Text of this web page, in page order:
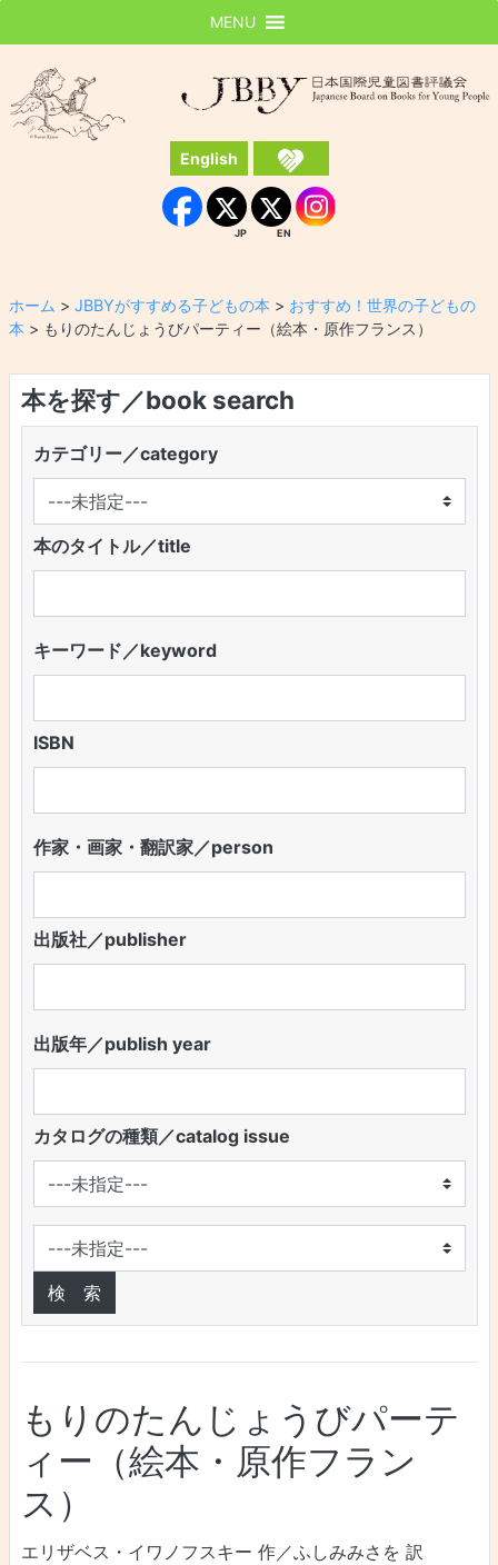
JBBY
English
Facebook
JP
JP
EN
EN Instagram
MENU
ホーム > JBBYがすすめる子どもの本 > おすすめ！世界の子どもの
本 > もりのたんじょうびパーティー（絵本・原作フランス）
本を探す／book search
カテゴリー／category
本のタイトル／title
キーワード／keyword
ISBN
作家・画家・翻訳家／person
出版社／publisher
出版年／publish year
カタログの種類／catalog issue
もりのたんじょうびパーテ
ィー（絵本・原作フラン
ス）
エリザベス・イワノフスキー 作／ふしみみさを 訳